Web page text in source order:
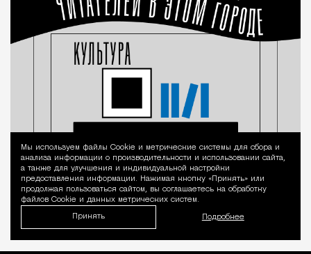
Уведомление
Мы используем файлы Сookie и метрические системы для сбора и
анализа информации о производительности и использовании сайта,
а также для улучшения и индивидуальной настройки
предоставления информации. Нажимая кнопку «Принять» или
продолжая пользоваться сайтом, вы соглашаетесь на обработку
файлов Cookie и данных метрических систем.
Принять Подробнее